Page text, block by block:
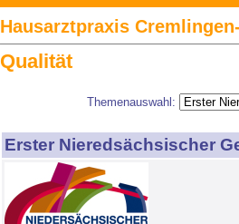
Hausarztpraxis
Qualität
Themenauswahl:
Erster Nieredsächsischer